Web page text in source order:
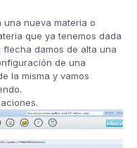
una nueva materia o
que ya tenemos dada
damos de alta una
de una
la misma y vamos